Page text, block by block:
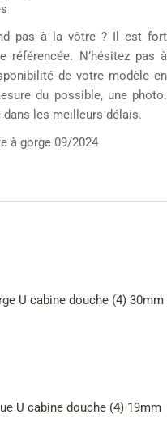
pas à la vôtre ? Il est fort
référencée. N’hésitez pas à
de votre modèle en
du possible, une photo.
les meilleurs délais.
gorge 09/2024
U cabine douche (4) 30mm
U cabine douche (4) 19mm